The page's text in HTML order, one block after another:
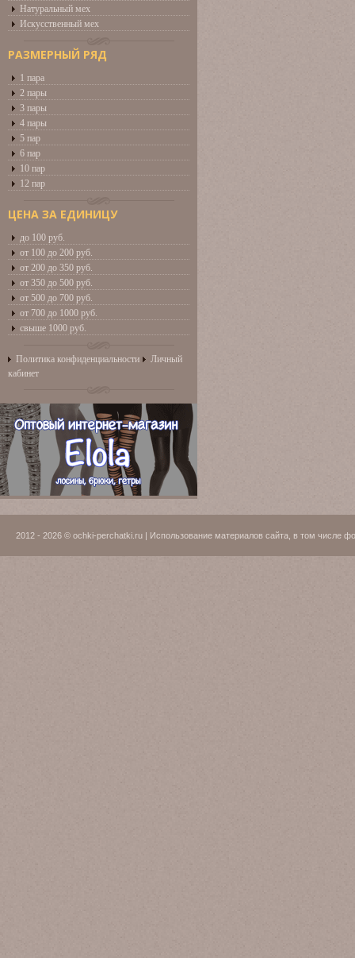
Натуральный мех
Искусственный мех
РАЗМЕРНЫЙ РЯД
1 пара
2 пары
3 пары
4 пары
5 пар
6 пар
10 пар
12 пар
ЦЕНА ЗА ЕДИНИЦУ
до 100 руб.
от 100 до 200 руб.
от 200 до 350 руб.
от 350 до 500 руб.
от 500 до 700 руб.
от 700 до 1000 руб.
свыше 1000 руб.
Политика конфиденциальности
Личный
кабинет
2012 - 2026 © ochki-perchatki.ru | Использование материалов сайта, в том числе